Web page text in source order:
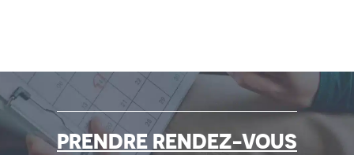
PRENDRE RENDEZ-VOUS